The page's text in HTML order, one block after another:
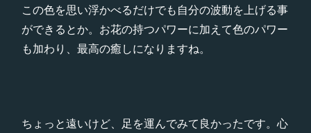
この色を思い浮かべるだけでも自分の波動を上げる事
ができるとか。お花の持つパワーに加えて色のパワー
も加わり、最高の癒しになりますね。
ちょっと遠いけど、足を運んでみて良かったです。心